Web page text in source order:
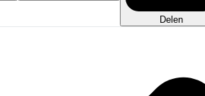
Delen